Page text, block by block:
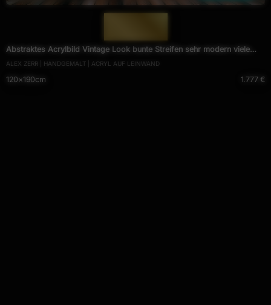
Abstraktes Acrylbild Vintage Look bunte Streifen sehr modern viele
Farben
ALEX ZERR | HANDGEMALT | ACRYL AUF LEINWAND
120×190cm 1.777 €